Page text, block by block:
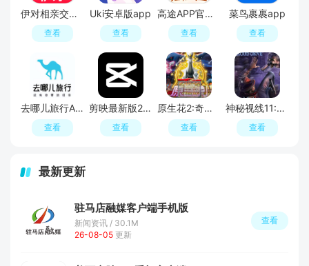
伊对相亲交友平台官方APP
查看
Uki安卓版app
查看
高途APP官方正版
查看
菜鸟裹裹app
查看
去哪儿旅行APP官方免费版
查看
剪映最新版2026手机版
查看
原生花2:奇幻旅程
查看
神秘视线11:惊悚秘林
查看
最新更新
驻马店融媒客户端手机版
新闻资讯 / 30.1M
26-08-05 更新
查看